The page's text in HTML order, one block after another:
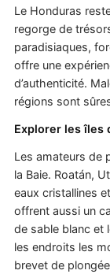
Le Honduras
regorge de
paradisiaques,
offre une
d’authenticité.
régions sont
Explorer les îles
Les amateurs de
la Baie. Roatán,
eaux cristallines
offrent aussi un
de sable blanc et
les endroits les
brevet de